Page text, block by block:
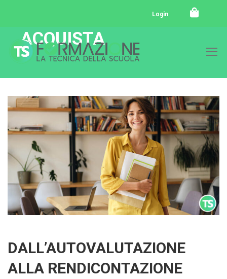
Login
ACQUISTA
DALL’AUTOVALUTAZIONE
ALLA RENDICONTAZIONE